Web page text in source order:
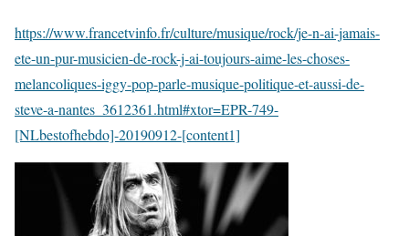
https://www.francetvinfo.fr/culture/musique/rock/je-n-ai-jamais-
ete-un-pur-musicien-de-rock-j-ai-toujours-aime-les-choses-
melancoliques-iggy-pop-parle-musique-politique-et-aussi-de-
steve-a-nantes_3612361.html#xtor=EPR-749-
[NLbestofhebdo]-20190912-[content1]